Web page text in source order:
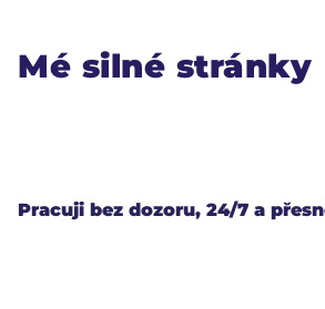
Mé silné stránky
Pracuji bez dozoru, 24/7 a